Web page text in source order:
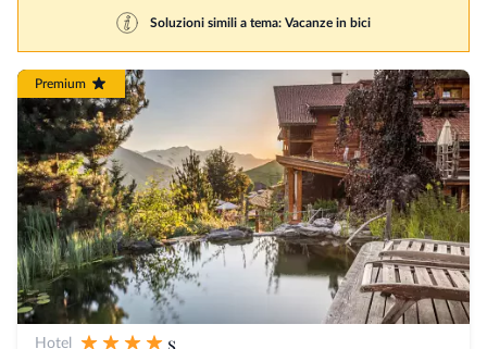
Soluzioni simili a tema: Vacanze in bici
Premium
Hotel
s